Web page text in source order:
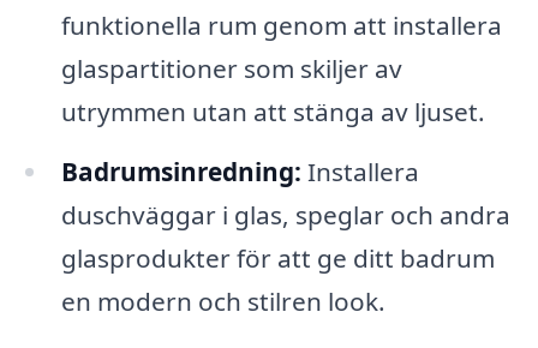
funktionella rum genom att installera
glaspartitioner som skiljer av
utrymmen utan att stänga av ljuset.
Badrumsinredning: Installera
duschväggar i glas, speglar och andra
glasprodukter för att ge ditt badrum
en modern och stilren look.